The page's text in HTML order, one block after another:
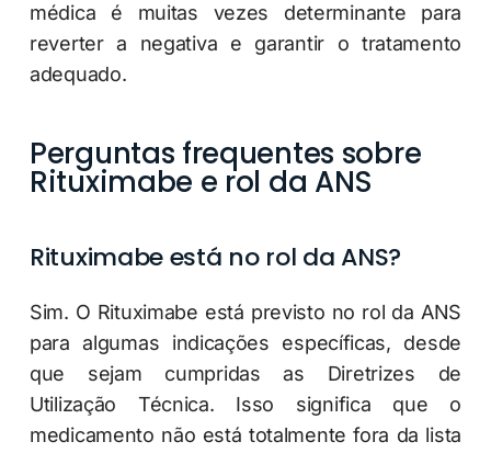
médica é muitas vezes determinante para
reverter a negativa e garantir o tratamento
adequado.
Perguntas frequentes sobre
Rituximabe e rol da ANS
Rituximabe está no rol da ANS?
Sim. O Rituximabe está previsto no rol da ANS
para algumas indicações específicas, desde
que sejam cumpridas as Diretrizes de
Utilização Técnica. Isso significa que o
medicamento não está totalmente fora da lista